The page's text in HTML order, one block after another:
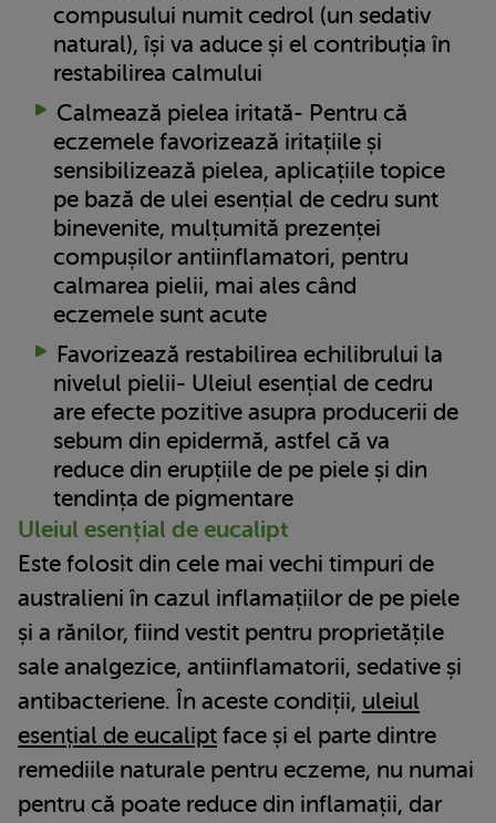
compusului numit cedrol (un sedativ
natural), își va aduce și el contribuția în
restabilirea calmului
Calmează pielea iritată- Pentru că
eczemele favorizează iritațiile și
sensibilizează pielea, aplicațiile topice
pe bază de ulei esențial de cedru sunt
binevenite, mulțumită prezenței
compușilor antiinflamatori, pentru
calmarea pielii, mai ales când
eczemele sunt acute
Favorizează restabilirea echilibrului la
nivelul pielii- Uleiul esențial de cedru
are efecte pozitive asupra producerii de
sebum din epidermă, astfel că va
reduce din erupțiile de pe piele și din
tendința de pigmentare
Uleiul esențial de eucalipt
Este folosit din cele mai vechi timpuri de
australieni în cazul inflamațiilor de pe piele
și a rănilor, fiind vestit pentru proprietățile
sale analgezice, antiinflamatorii, sedative și
antibacteriene. În aceste condiții, uleiul
esențial de eucalipt face și el parte dintre
remediile naturale pentru eczeme, nu numai
pentru că poate reduce din inflamații, dar